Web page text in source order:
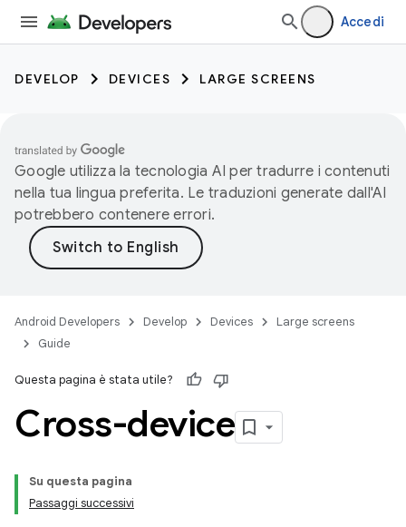
Accedi
DEVELOP DEVICES LARGE SCREENS
Google utilizza la tecnologia AI per tradurre i contenuti
nella tua lingua preferita. Le traduzioni generate dall'AI
potrebbero contenere errori.
Android Developers Develop Devices
Large screens
Guide
Questa pagina è stata utile?
Cross-device
Su questa pagina
Passaggi successivi